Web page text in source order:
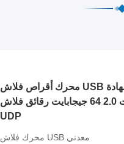
محرك أقراص فلاش USB معدني بشهادة
بنفايات 2.0 64 جيجابايت رقائق فلاش
UDP
محرك فلاش USB معدني